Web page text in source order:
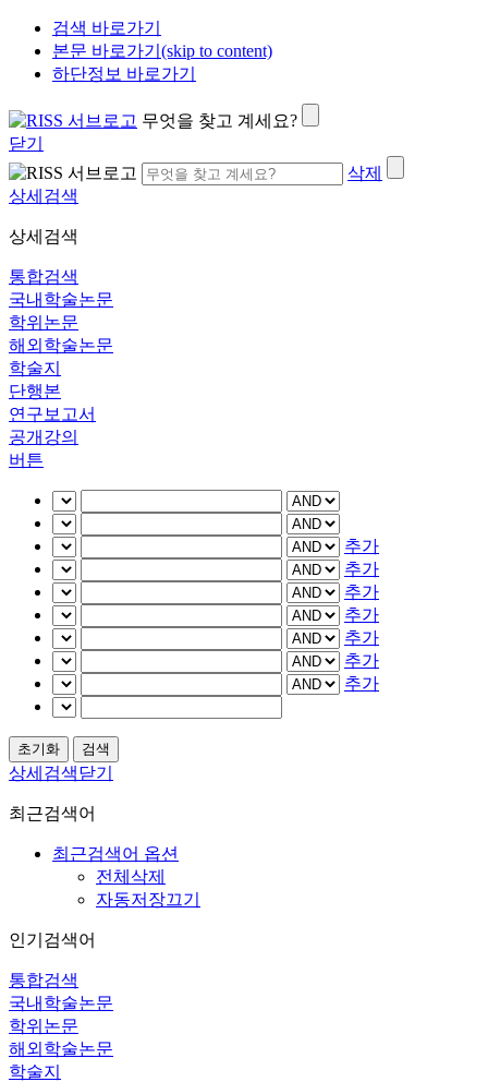
검색 바로가기
본문 바로가기(skip to content)
하단정보 바로가기
무엇을 찾고 계세요?
닫기
삭제
상세검색
상세검색
통합검색
국내학술논문
학위논문
해외학술논문
학술지
단행본
연구보고서
공개강의
버튼
추가
추가
추가
추가
추가
추가
추가
상세검색닫기
최근검색어
최근검색어 옵션
전체삭제
자동저장끄기
인기검색어
통합검색
국내학술논문
학위논문
해외학술논문
학술지